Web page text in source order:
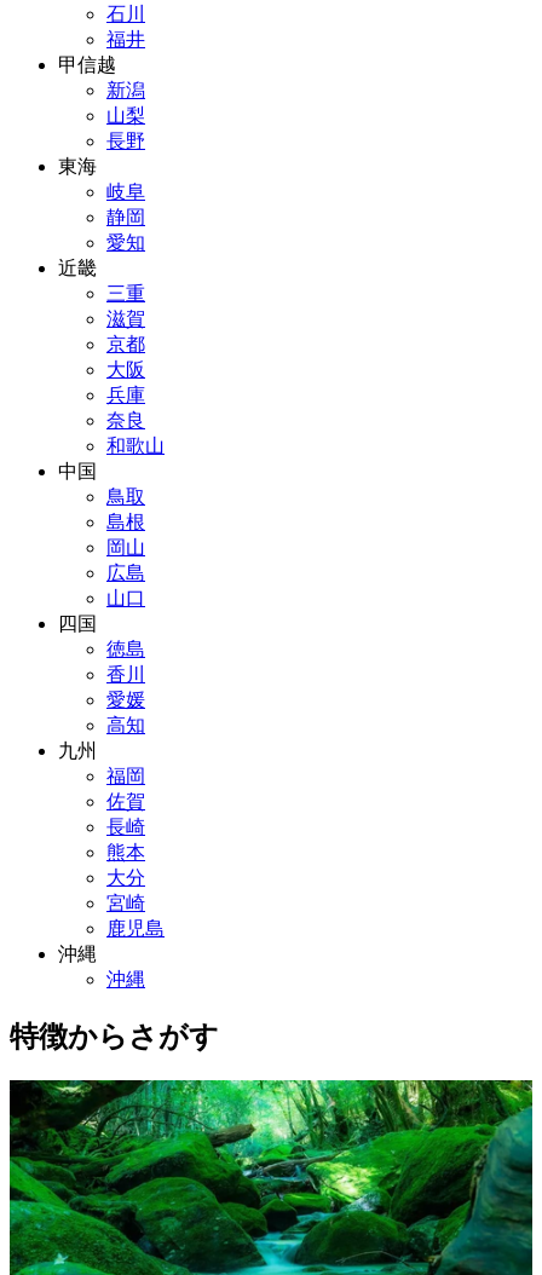
石川
福井
甲信越
新潟
山梨
長野
東海
岐阜
静岡
愛知
近畿
三重
滋賀
京都
大阪
兵庫
奈良
和歌山
中国
鳥取
島根
岡山
広島
山口
四国
徳島
香川
愛媛
高知
九州
福岡
佐賀
長崎
熊本
大分
宮崎
鹿児島
沖縄
沖縄
特徴からさがす